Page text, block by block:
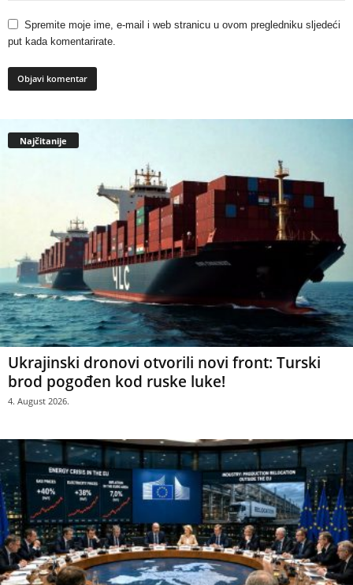
Spremite moje ime, e-mail i web stranicu u ovom pregledniku sljedeći
put kada komentarirate.
Najčitanije
Ukrajinski dronovi otvorili novi front: Turski
brod pogođen kod ruske luke!
4. August 2026.